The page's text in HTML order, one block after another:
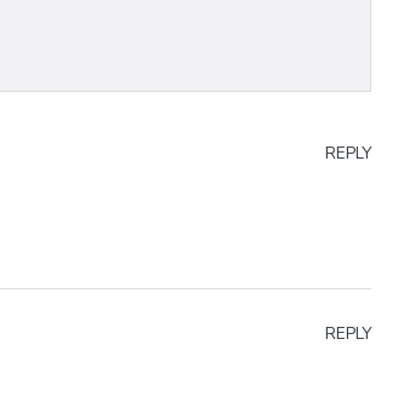
REPLY
REPLY